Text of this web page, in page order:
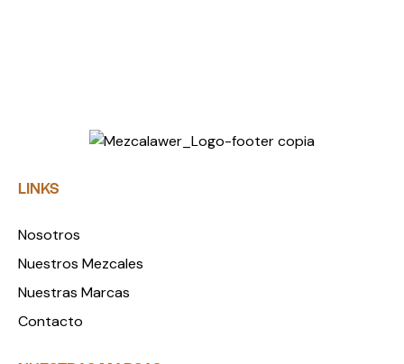
LINKS
Nosotros
Nuestros Mezcales
Nuestras Marcas
Contacto